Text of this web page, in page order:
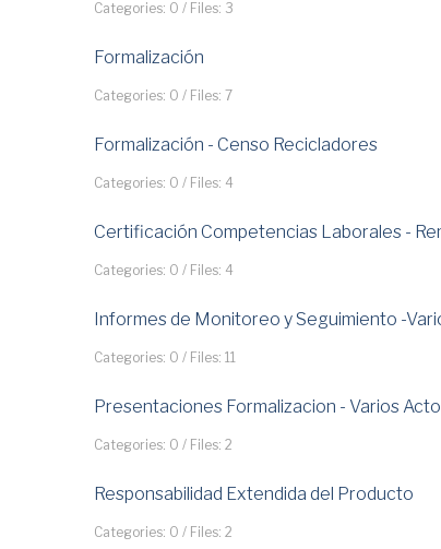
Categories: 0 / Files: 3
Formalización
Categories: 0 / Files: 7
Formalización - Censo Recicladores
Categories: 0 / Files: 4
Certificación Competencias Laborales -
Categories: 0 / Files: 4
Informes de Monitoreo y Seguimiento -
Categories: 0 / Files: 11
Presentaciones Formalizacion - Varios
Categories: 0 / Files: 2
Responsabilidad Extendida del Producto
Categories: 0 / Files: 2